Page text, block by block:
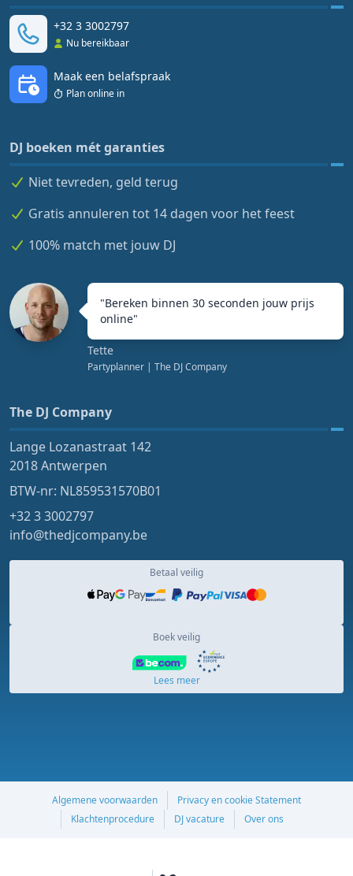
+32 3 3002797
Nu bereikbaar
Maak een belafspraak
Plan online in
DJ boeken mét garanties
Niet tevreden, geld terug
Gratis annuleren tot 14 dagen voor het feest
100% match met jouw DJ
"Bereken binnen 30 seconden jouw prijs
online"
Tette
Partyplanner | The DJ Company
The DJ Company
Lange Lozanastraat 142
2018 Antwerpen
BTW-nr: NL859531570B01
+32 3 3002797
info@thedjcompany.be
Betaal veilig
Boek veilig
Lees meer
Algemene voorwaarden
Privacy en cookie Statement
Klachtenprocedure
DJ vacature Over ons